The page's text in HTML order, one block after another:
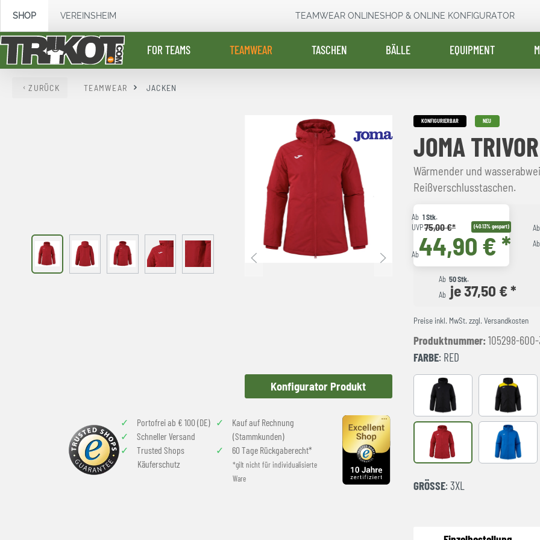
Zur Hauptnavigation springen
SHOP VEREINSHEIM TEAMWEAR ONLINESHOP & ONLINE KONFIGURATOR
FOR TEAMS TEAMWEAR TASCHEN BÄLLE EQUIPMENT
ZURÜCK TEAMWEAR JACKEN
Konfigurator Produkt
Portofrei ab € 100 (DE)
Schneller Versand
Trusted Shops
Käuferschutz
Kauf auf Rechnung
(Stammkunden)
60 Tage Rückgaberecht*
*gilt nicht für individualisierte
Ware
KONFIGURIERBAR NEU
JOMA
Wärmender und
Reißverschlusstaschen.
Ab 1 Stk.
UVP75,00 €* (40.13% gespart)
Ab44,90 € *
Ab
Ab
Ab 50 Stk.
Ab je 37,50 € *
Preise inkl. MwSt. zzgl. Versandkosten
Produktnummer: 105298-600-
FARBE: RED
Black BLACK-
red royal
GRÖSSE : 3XL